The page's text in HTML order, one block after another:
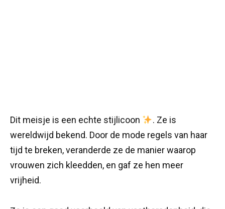
Dit meisje is een echte stijlicoon
. Ze is
wereldwijd bekend. Door de mode regels van haar
tijd te breken, veranderde ze de manier waarop
vrouwen zich kleedden, en gaf ze hen meer
vrijheid.